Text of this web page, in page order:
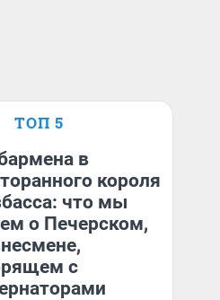
ТОП 5
в
короля
что мы
о Печерском,
с